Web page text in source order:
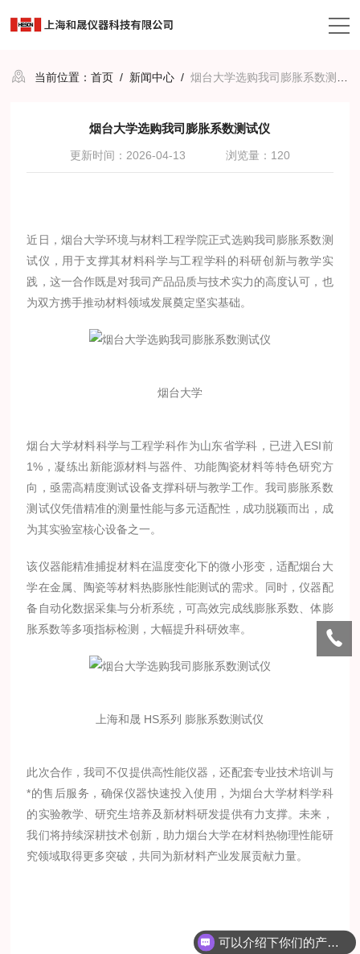
当前位置：首页 / 新闻中心 /烟台大学选购我司膨胀系数测试仪
烟台大学选购我司膨胀系数测试仪
更新时间：2026-04-13 浏览量：120
近日，烟台大学环境与材料工程学院正式选购我司膨胀系数测
试仪，用于支撑其材料科学与工程学科的科研创新与教学实
践，这一合作既是对我司产品品质与技术实力的高度认可，也
为双方携手推动材料领域发展奠定坚实基础。
烟台大学
烟台大学材料科学与工程学科作为山东省学科，已进入ESI前
1%，凝练出新能源材料与器件、功能陶瓷材料等特色研究方
向，亟需高精度测试设备支撑科研与教学工作。我司膨胀系数
测试仪凭借精准的测量性能与多元适配性，成功脱颖而出，成
为其实验室核心设备之一。
该仪器能精准捕捉材料在温度变化下的微小形变，适配烟台大
学在金属、陶瓷等材料热膨胀性能测试的需求。同时，仪器配
备自动化数据采集与分析系统，可高效完成线膨胀系数、体膨
胀系数等多项指标检测，大幅提升科研效率。
上海和晟 HS系列 膨胀系数测试仪
此次合作，我司不仅提供高性能仪器，还配套专业技术培训与
*的售后服务，确保仪器快速投入使用，为烟台大学材料学科
的实验教学、研究生培养及新材料研发提供有力支撑。未来，
我们将持续深耕技术创新，助力烟台大学在材料热物理性能研
究领域取得更多突破，共同为新材料产业发展贡献力量。
可以介绍下你们的产品么？